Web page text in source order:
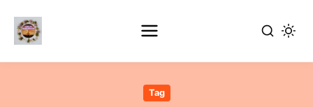
Tag